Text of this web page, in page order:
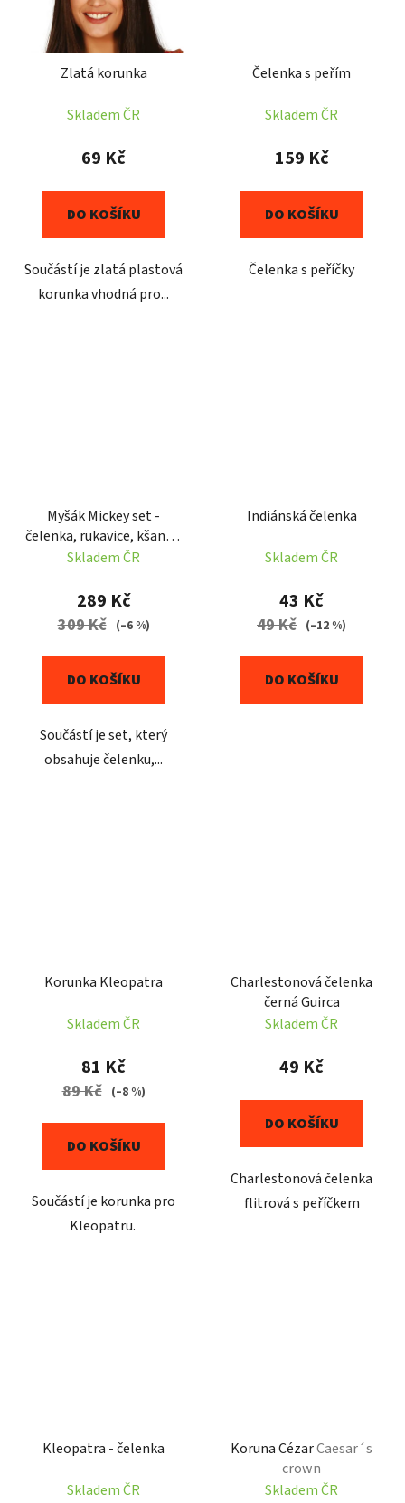
Zlatá korunka
Skladem ČR
69 Kč
DO KOŠÍKU
Součástí je zlatá plastová
korunka vhodná pro...
Čelenka s peřím
Skladem ČR
159 Kč
DO KOŠÍKU
Čelenka s peříčky
Myšák Mickey set -
čelenka, rukavice, kšandy,
ocas
Skladem ČR
289 Kč
309 Kč (–6 %)
DO KOŠÍKU
Součástí je set, který
obsahuje čelenku,...
Indiánská čelenka
Skladem ČR
43 Kč
49 Kč (–12 %)
DO KOŠÍKU
Korunka Kleopatra
Skladem ČR
81 Kč
89 Kč (–8 %)
DO KOŠÍKU
Součástí je korunka pro
Kleopatru.
Charlestonová čelenka
černá Guirca
Skladem ČR
49 Kč
DO KOŠÍKU
Charlestonová čelenka
flitrová s peříčkem
Kleopatra - čelenka
Skladem ČR
Koruna CézarCaesar´s
crown
Skladem ČR